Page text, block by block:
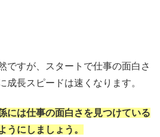
ですが、スタートで仕事の面白さ
成長スピードは速くなります。
には仕事の面白さを見つけている
うにしましょう。